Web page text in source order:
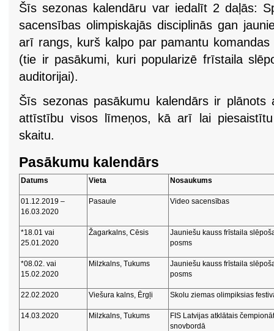
Šīs sezonas kalendāru var iedalīt 2 daļās:
sacensības olimpiskajās disciplinās gan
arī rangs, kurš kalpo par pamantu
(tie ir pasākumi, kuri popularizē frīstaila
auditorijai).
Šīs sezonas pasākumu kalendārs ir
attīstību visos līmeņos, kā arī lai
skaitu.
Pasākumu kalendārs
Datums Vieta Nosaukums
01.12.2019 –
16.03.2020
Pasaule Video sacensības
*18.01 vai
25.01.2020
Žagarkalns, Cēsis
Jauniešu kauss frīstaila
posms
*08.02. vai
15.02.2020
Milzkalns, Tukums
Jauniešu kauss frīstaila
posms
22.02.2020 Viešura kalns, Ērgļi Skolu ziemas olimpiksias
14.03.2020 Milzkalns, Tukums
FIS Latvijas atklātais
snovbordā